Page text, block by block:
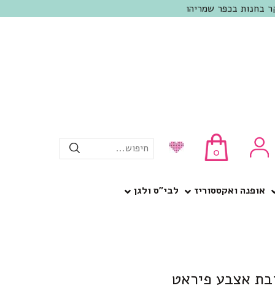
0 חיפוש...
אופנה ואקססוריז
לבי”ס ולגן
אצבע פיראט